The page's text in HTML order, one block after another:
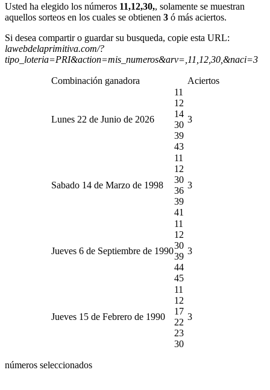
Usted ha elegido los números 11,12,30,, solamente se muestran
aquellos sorteos en los cuales se obtienen 3 ó más aciertos.
Si desea compartir o guardar su busqueda, copie esta URL:
lawebdelaprimitiva.com/?
tipo_loteria=PRI&action=mis_numeros&arv=,11,12,30,&naci=3
Combinación ganadora Aciertos
Lunes 22 de Junio de 2026
11
12
14
30
39
43
3
Sabado 14 de Marzo de 1998
11
12
30
36
39
41
3
Jueves 6 de Septiembre de 1990
11
12
30
39
44
45
3
Jueves 15 de Febrero de 1990
11
12
17
22
23
30
3
números seleccionados